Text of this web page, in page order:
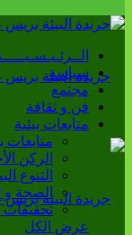
سياسة
مجتمع
فن و ثقافة
متابعات بيئية
متابعات
الركن
التنوع
الصحة و
عرض الكل